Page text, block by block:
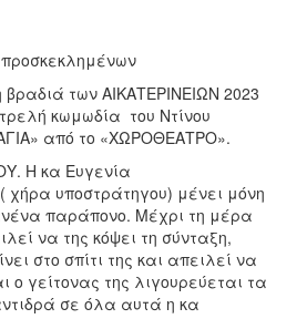
των ΑΙΚΑΤΕΡΙΝΕΙΩΝ 2023
κωμωδία του Ντίνου
από το «ΧΩΡΟΘΕΑΤΡΟ».
Η κα Ευγενία
υποστράτηγου) μένει μόνη
παράπονο. Μέχρι τη μέρα
να της κόψει τη σύνταξη,
στο σπίτι της και απειλεί να
ο γείτονας της λιγουρεύεται τα
σε όλα αυτά η κα